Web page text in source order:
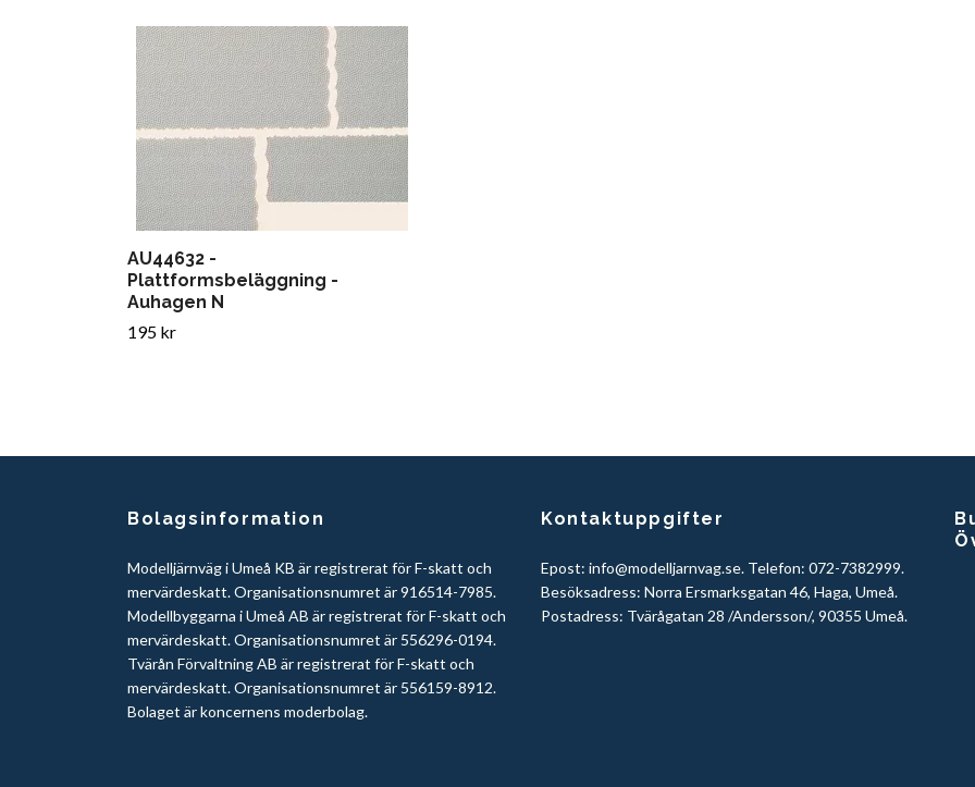
AU44632 -
Plattformsbeläggning -
Auhagen N
195 kr
Bolagsinformation
Modelljärnväg i Umeå KB är registrerat för F-skatt och
mervärdeskatt. Organisationsnumret är 916514-7985.
Modellbyggarna i Umeå AB är registrerat för F-skatt och
mervärdeskatt. Organisationsnumret är 556296-0194.
Tvärån Förvaltning AB är registrerat för F-skatt och
mervärdeskatt. Organisationsnumret är 556159-8912.
Bolaget är koncernens moderbolag.
Kontaktuppgifter
Epost: info@modelljarnvag.se. Telefon: 072-7382999.
Besöksadress: Norra Ersmarksgatan 46, Haga, Umeå.
Postadress: Tvärågatan 28 /Andersson/, 90355 Umeå.